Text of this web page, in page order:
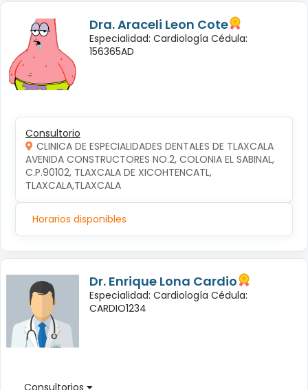
Dra. Araceli Leon Cote
Especialidad: Cardiología Cédula:
156365AD
Consultorio
CLINICA DE ESPECIALIDADES DENTALES DE TLAXCALA
AVENIDA CONSTRUCTORES NO.2, COLONIA EL SABINAL,
C.P.90102, TLAXCALA DE XICOHTENCATL,
TLAXCALA,TLAXCALA
Horarios disponibles
Dr. Enrique Lona Cardio
Especialidad: Cardiología Cédula:
CARDIO1234